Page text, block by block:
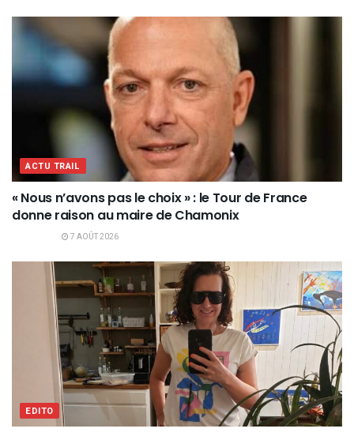
ACTU TRAIL
« Nous n’avons pas le choix » : le Tour de France
donne raison au maire de Chamonix
7 AOÛT 2026
EDITO